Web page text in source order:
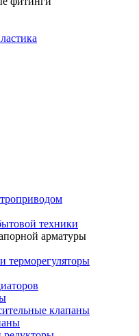
техники
арматуры
терморегуляторы
клапаны